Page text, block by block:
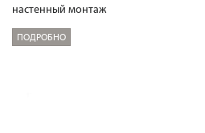
настенный монтаж
ПОДРОБНО